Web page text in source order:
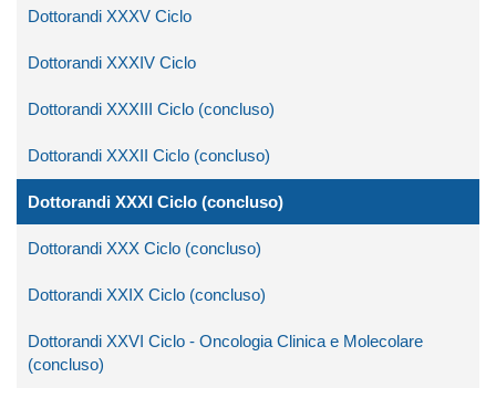
Dottorandi XXXV Ciclo
Dottorandi XXXIV Ciclo
Dottorandi XXXIII Ciclo (concluso)
Dottorandi XXXII Ciclo (concluso)
Dottorandi XXXI Ciclo (concluso)
Dottorandi XXX Ciclo (concluso)
Dottorandi XXIX Ciclo (concluso)
Dottorandi XXVI Ciclo - Oncologia Clinica e Molecolare
(concluso)